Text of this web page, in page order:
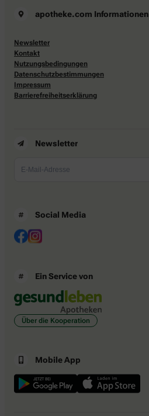
apotheke.com Informationen
Newsletter
Kontakt
Nutzungsbedingungen
Datenschutzbestimmungen
Impressum
Barrierefreiheitserklärung
Newsletter
Social Media
Ein Service von
Über die Kooperation
Mobile App